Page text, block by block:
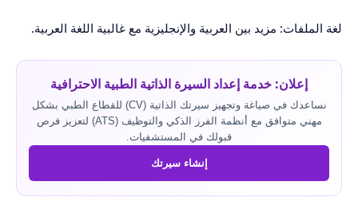
لغة الملفات: مزيد بين العربية والإنجليزية مع غالبية اللغة العربية.
إعلان: خدمة إعداد السيرة الذاتية الطبية الاحترافية
نساعدك في صياغة وتجهيز سيرتك الذاتية (CV) للقطاع الطبي بشكل
مهني متوافق مع أنظمة الفرز الذكي والتوظيف (ATS) لتعزيز فرص
قبولك في المستشفيات.
إنشاء سيرتك